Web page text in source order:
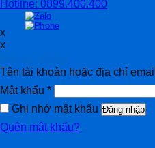
Hotline: 0899.400.400
x
x
Tên tài khoản hoặc địa chỉ email
Mật khẩu *
Ghi nhớ mật khẩu Đăng nhập
Quên mật khẩu?